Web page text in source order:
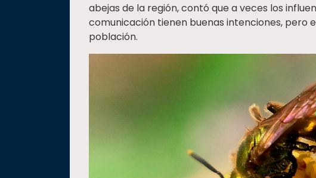
abejas de la región, contó que a veces los
comunicación tienen buenas intenciones, pero
población.